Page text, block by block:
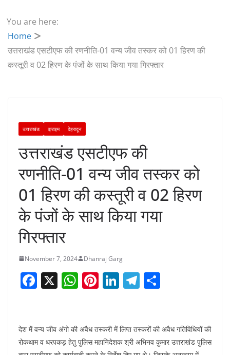
You are here:
Home
उत्तराखंड एसटीएफ की रणनीति-01 वन्य जीव तस्कर को 01 हिरण की
कस्तूरी व 02 हिरण के पंजों के साथ किया गया गिरफ्तार
उत्तराखंड क्राइम देहरादून
उत्तराखंड एसटीएफ की
रणनीति-01 वन्य जीव तस्कर को
01 हिरण की कस्तूरी व 02 हिरण
के पंजों के साथ किया गया
गिरफ्तार
November 7, 2024 Dhanraj Garg
F
a
e
b
X W
h
s
A
Pi
nt
e
st
Li
n
e
dI
T
el
gr
a
e
देश में वन्य जीव अंगो की अवैध तस्करी में लिप्त तस्करों की अवैध गतिविधियों की
रोकथाम व धरपकड़ हेतु पुलिस महानिदेशक श्री अभिनव कुमार उत्तराखंड पुलिस